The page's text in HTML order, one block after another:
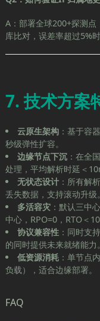
A：部署全球200+探测
库比对，误差率超过5%
7. 技术方案
云原生架构 ：基于容
秒级弹性扩容。
边缘节点下沉 ：在全
处理，平均解析时延＜
无状态设计 ：所有解
丢失数据，支持滚动升级。
多活容灾 ：默认三中
中心，RPO=0，RTO＜
协议兼容性 ：同时支
的同时提供未来就绪能力。
低资源消耗 ：单节点
负载），适合边缘部署。
FAQ